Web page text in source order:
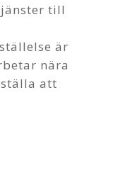
till
är
nära
att